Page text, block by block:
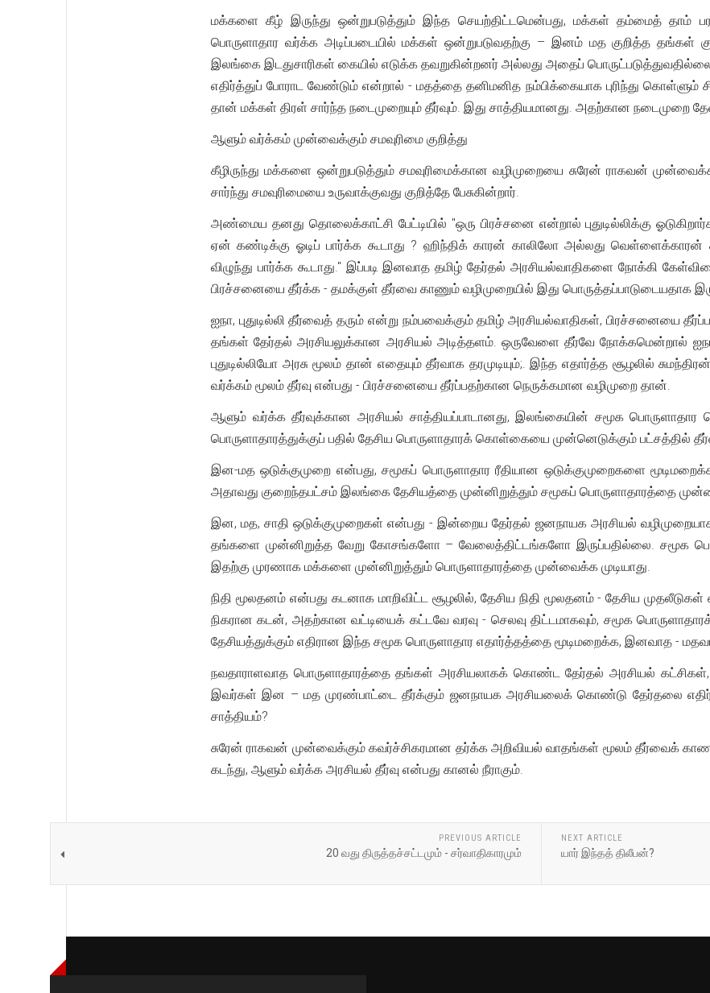
மக்களை கீழ் இருந்து ஒன்றுபடுத்தும் இந்த செயற்திட்டமென்பது, மக்கள் தம்மைத் தாம்
பொருளாதார வர்க்க அடிப்படையில் மக்கள் ஒன்றுபடுவதற்கு – இனம் மத குறித்த தங்கள்
இலங்கை இடதுசாரிகள் கையில் எடுக்க தவறுகின்றனர் அல்லது அதைப்
எதிர்த்துப் போராட வேண்டும் என்றால் - மதத்தை தனிமனித நம்பிக்கையாக புரிந்து
தான் மக்கள் திரள் சார்ந்த நடைமுறையும் தீர்வும். இது சாத்தியமானது. அதற்கான நடைமுறை
ஆளும் வர்க்கம் முன்வைக்கும் சமவுரிமை குறித்து
கீழிருந்து மக்களை ஒன்றுபடுத்தும் சமவுரிமைக்கான வழிமுறையை சுரேன் ராகவன்
சார்ந்து சமவுரிமையை உருவாக்குவது குறித்தே பேசுகின்றார்.
அண்மைய தனது தொலைக்காட்சி பேட்டியில் "ஒரு பிரச்சனை என்றால் புதுடில்லிக்கு
ஏன் கண்டிக்கு ஓடிப் பார்க்க கூடாது ? ஹிந்திக் காரன் காலிலோ அல்லது வெள்ளைக்காரன்
விழுந்து பார்க்க கூடாது." இப்படி இனவாத தமிழ் தேர்தல் அரசியல்வாதிகளை நோக்கி
பிரச்சனையை தீர்க்க - தமக்குள் தீர்வை காணும் வழிமுறையில் இது பொருத்தப்பாடுடையதாக
ஐநா, புதுடில்லி தீர்வைத் தரும் என்று நம்பவைக்கும் தமிழ் அரசியல்வாதிகள், பிரச்சனையை
தங்கள் தேர்தல் அரசியலுக்கான அரசியல் அடித்தளம். ஒருவேளை தீர்வே நோக்கமென்றால் ஐநா,
புதுடில்லியோ அரசு மூலம் தான் எதையும் தீர்வாக தரமுடியும்;. இந்த எதார்த்த சூழலில்
வர்க்கம் மூலம் தீர்வு என்பது - பிரச்சனையை தீர்ப்பதற்கான நெருக்கமான வழிமுறை தான்.
ஆளும் வர்க்க தீர்வுக்கான அரசியல் சாத்தியப்பாடானது, இலங்கையின் சமூக
பொருளாதாரத்துக்குப் பதில் தேசிய பொருளாதாரக் கொள்கையை முன்னெடுக்கும் பட்சத்தில்
இன-மத ஒடுக்குமுறை என்பது, சமூகப் பொருளாதார ரீதியான ஒடுக்குமுறைகளை
அதாவது குறைந்தபட்சம் இலங்கை தேசியத்தை முன்னிறுத்தும் சமூகப் பொருளாதாரத்தை
இன, மத, சாதி ஒடுக்குமுறைகள் என்பது - இன்றைய தேர்தல் ஜனநாயக அரசியல்
தங்களை முன்னிறுத்த வேறு கோசங்களோ – வேலைத்திட்டங்களோ இருப்பதில்லை. சமூக
இதற்கு முரணாக மக்களை முன்னிறுத்தும் பொருளாதாரத்தை முன்வைக்க முடியாது.
நிதி மூலதனம் என்பது கடனாக மாறிவிட்ட சூழலில், தேசிய நிதி மூலதனம் - தேசிய
நிகரான கடன், அதற்கான வட்டியைக் கட்டவே வரவு - செலவு திட்டமாகவும், சமூக
தேசியத்துக்கும் எதிரான இந்த சமூக பொருளாதார எதார்த்தத்தை மூடிமறைக்க, இனவாத -
நவதாராளவாத பொருளாதாரத்தை தங்கள் அரசியலாகக் கொண்ட தேர்தல் அரசியல்
இவர்கள் இன – மத முரண்பாட்டை தீர்க்கும் ஜனநாயக அரசியலைக் கொண்டு தேர்தலை
சாத்தியம்?
சுரேன் ராகவன் முன்வைக்கும் கவர்ச்சிகரமான தர்க்க அறிவியல் வாதங்கள் மூலம் தீர்வைக்
கடந்து, ஆளும் வர்க்க அரசியல் தீர்வு என்பது கானல் நீராகும்.
PREVIOUS ARTICLE
20 வது திருத்தச்சட்டமும் - சர்வாதிகாரமும்
NEXT ARTICLE
யார் இந்தத் திலீபன்?